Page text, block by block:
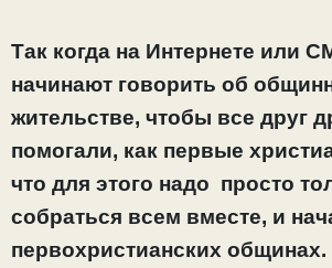
Так когда на Интернете или
начинают говорить об
жительстве, чтобы все друг
помогали, как первые
что для этого надо просто
собраться всем вместе, и
первохристианских общинах.